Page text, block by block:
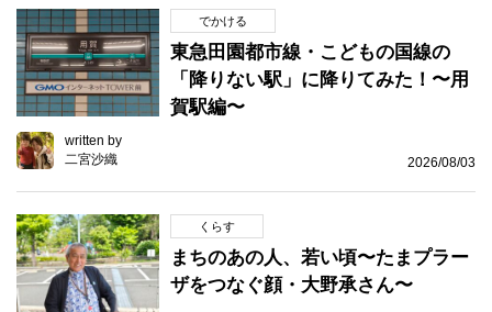
でかける
東急田園都市線・こどもの国線の
「降りない駅」に降りてみた！〜用
賀駅編〜
written by
二宮沙織
2026/08/03
くらす
まちのあの人、若い頃〜たまプラー
ザをつなぐ顔・大野承さん〜